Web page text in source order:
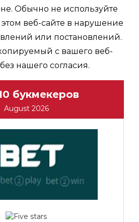
Обычно не используйте
веб-сайте в нарушение
или постановлений.
с вашего веб-
нашего согласия.
букмекеров
August 2026